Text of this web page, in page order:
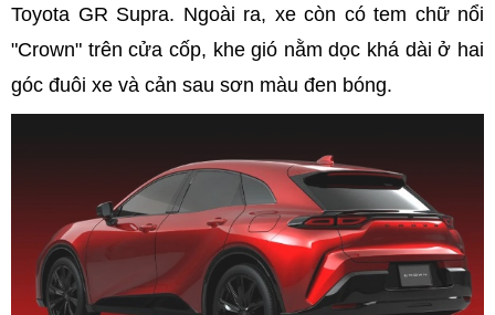
Toyota GR Supra. Ngoài ra, xe còn có tem chữ nổi
"Crown" trên cửa cốp, khe gió nằm dọc khá dài ở hai
góc đuôi xe và cản sau sơn màu đen bóng.